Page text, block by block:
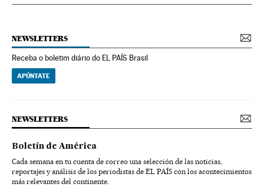
NEWSLETTERS
Receba o boletim diário do EL PAÍS Brasil
APÚNTATE
NEWSLETTERS
Boletín de América
Cada semana en tu cuenta de correo una selección de las noticias,
reportajes y análisis de los periodistas de EL PAÍS con los acontecimientos
más relevantes del continente.